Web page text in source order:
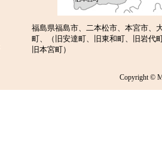
福島県福島市、二本松市、本宮市、
町、（旧安達町、旧東和町、旧岩代
旧本宮町）
Copyright ©